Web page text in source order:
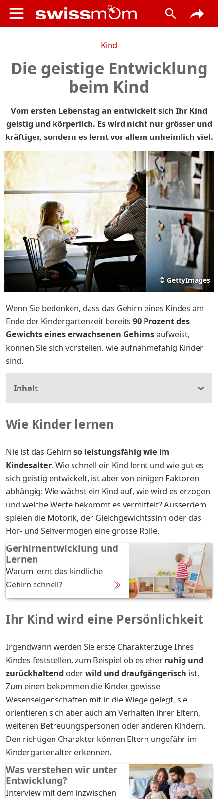
Kind
Die geistige Entwicklung
beim Kind
Vom ersten Lebenstag an entwickelt sich Ihr Kind
geistig und körperlich. Es wird nicht nur grösser und
kräftiger, sondern es lernt vor allem unheimlich viel.
© GettyImages
Wenn Sie bedenken, dass das Gehirn eines Kindes am
Ende der Kindergartenzeit bereits 90 Prozent des
Gewichts eines erwachsenen Gehirnsaufweist,
können Sie sich vorstellen, wie aufnahmefähig Kinder
sind.
Inhalt
Wie Kinder lernen
Nie ist das Gehirn so leistungsfähig wie im
Kindesalter. Wie schnell ein Kind lernt und wie gut es
sich geistig entwickelt, ist aber von einigen Faktoren
abhängig: Wie wächst ein Kind auf, wie wird es erzogen
und welche Werte bekommt es vermittelt? Ausserdem
spielen die Motorik, der Gleichgewichtssinn oder das
Hör- und Sehvermögen eine grosse Rolle.
Gerhirnentwicklung und
Lernen
Warum lernt das kindliche
Gehirn schnell?
Ihr Kind wird eine Persönlichkeit
Irgendwann werden Sie erste Charakterzüge Ihres
Kindes feststellen, zum Beispiel ob es eher ruhig und
zurückhaltend oderwild und draufgängerisch ist.
Zum einen bekommen die Kinder gewisse
Wesenseigenschaften mit in die Wiege gelegt, sie
orientieren sich aber auch am Verhalten ihrer Eltern,
weiteren Betreuungspersonen oder anderen Kindern.
Den richtigen Charakter können Eltern ungefähr im
Kindergartenalter erkennen.
Was verstehen wir unter
Entwicklung?
Interview mit dem inzwischen